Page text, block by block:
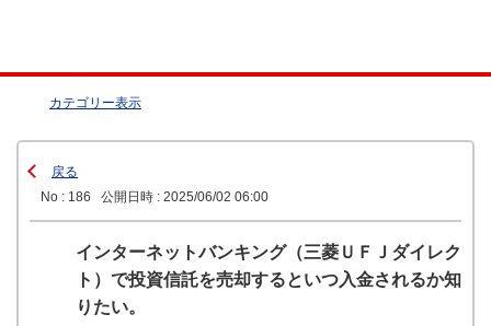
カテゴリー表示
戻る
No : 186
公開日時 : 2025/06/02 06:00
インターネットバンキング（三菱ＵＦＪダイレク
ト）で投資信託を売却するといつ入金されるか知
りたい。